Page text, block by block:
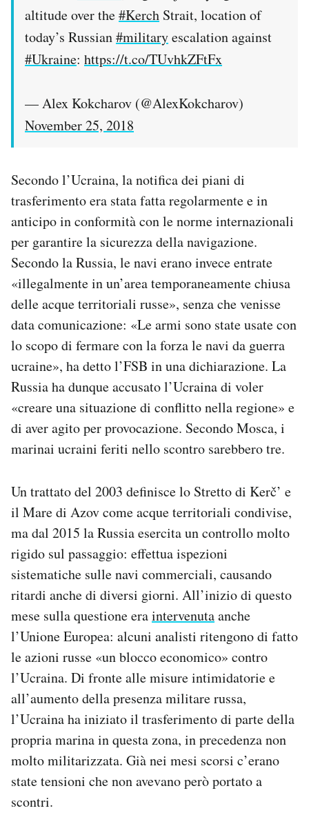
altitude over the#Kerch Strait, location of
today’s Russian#militaryescalation against
#Ukraine: https://t.co/TUvhkZFtFx
— Alex Kokcharov (@AlexKokcharov)
November 25, 2018
Secondo l’Ucraina, la notifica dei piani di
trasferimento era stata fatta regolarmente e in
anticipo in conformità con le norme internazionali
per garantire la sicurezza della navigazione.
Secondo la Russia, le navi erano invece entrate
«illegalmente in un’area temporaneamente chiusa
delle acque territoriali russe», senza che venisse
data comunicazione: «Le armi sono state usate con
lo scopo di fermare con la forza le navi da guerra
ucraine», ha detto l’FSB in una dichiarazione. La
Russia ha dunque accusato l’Ucraina di voler
«creare una situazione di conflitto nella regione» e
di aver agito per provocazione. Secondo Mosca, i
marinai ucraini feriti nello scontro sarebbero tre.
Un trattato del 2003 definisce lo Stretto di Kerč’ e
il Mare di Azov come acque territoriali condivise,
ma dal 2015 la Russia esercita un controllo molto
rigido sul passaggio: effettua ispezioni
sistematiche sulle navi commerciali, causando
ritardi anche di diversi giorni. All’inizio di questo
mese sulla questione eraintervenutaanche
l’Unione Europea: alcuni analisti ritengono di fatto
le azioni russe «un blocco economico» contro
l’Ucraina. Di fronte alle misure intimidatorie e
all’aumento della presenza militare russa,
l’Ucraina ha iniziato il trasferimento di parte della
propria marina in questa zona, in precedenza non
molto militarizzata. Già nei mesi scorsi c’erano
state tensioni che non avevano però portato a
scontri.